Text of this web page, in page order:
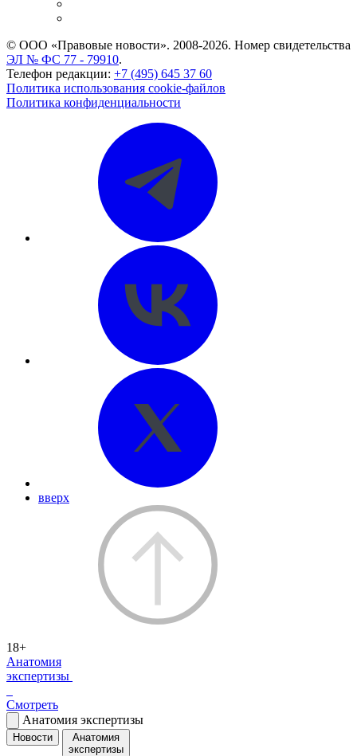
© ООО «Правовые новости». 2008-2026. Номер свидетельства
ЭЛ № ФС 77 - 79910.
Телефон редакции: +7 (495) 645 37 60
Политика использования cookie-файлов
Политика конфиденциальности
вверх
18+
Анатомия
экспертизы
Смотреть
Анатомия экспертизы
Новости
Анатомия
экспертизы